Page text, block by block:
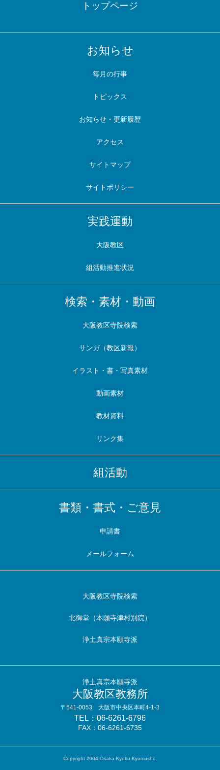
トップページ
お知らせ
毎月の行事
トピックス
お知らせ・更新履歴
アクセス
サイトマップ
サイトポリシー
実践運動
大阪教区
組活動推進状況
検索・素材・動画
大阪教区寺院検索
サンガ（教区新報）
イラスト・書・写真素材
動画素材
教材資料
リンク集
組活動
書類・書式・ご意見
申請書
メールフォーム
大阪教区寺院検索
北御堂（本願寺津村別院）
浄土真宗本願寺派
浄土真宗本願寺派
大阪教区教務所
〒541-0053 大阪市中央区本町4-1-3
TEL：06-6261-6796
FAX：06-6261-6735
Copyright 2004 Osaka Kyoku Kyomusho.